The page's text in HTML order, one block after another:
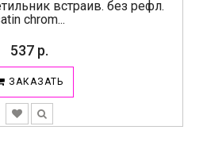
встраив. без рефл.
chrom...
537 р.
ЗАКАЗАТЬ